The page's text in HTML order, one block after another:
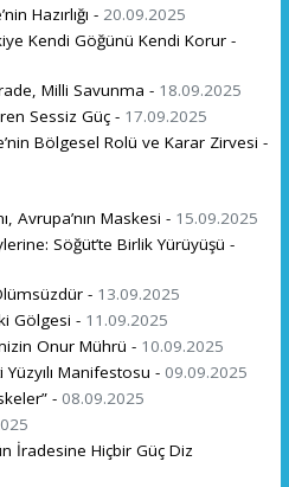
Hazırlığı - 20.09.2025
Kendi Göğünü Kendi Korur -
Milli Savunma - 18.09.2025
Sessiz Güç - 17.09.2025
Bölgesel Rolü ve Karar Zirvesi -
Avrupa’nın Maskesi - 15.09.2025
Söğüt’te Birlik Yürüyüşü -
- 13.09.2025
Gölgesi - 11.09.2025
Onur Mührü - 10.09.2025
Manifestosu - 09.09.2025
- 08.09.2025
İradesine Hiçbir Güç Diz